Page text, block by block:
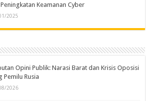
Keamanan Cyber
2025
Opini Publik: Narasi Barat dan Krisis Oposisi
Pemilu Rusia
2026